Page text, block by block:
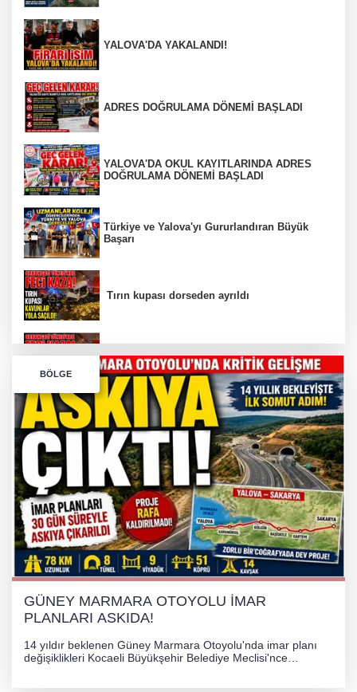
YALOVA'DA YAKALANDI!
ADRES DOĞRULAMA DÖNEMİ BAŞLADI
YALOVA'DA OKUL KAYITLARINDA ADRES
DOĞRULAMA DÖNEMİ BAŞLADI
Türkiye ve Yalova'yı Gururlandıran Büyük
Başarı
Tırın kupası dorseden ayrıldı
Bursa’da Orhangazi Tüneli’nde feci kaza:
İHRACAT REKORU VAR, PEKİ EMEĞİN
KARŞILIĞI NEREDE?
TONAMİ KÖPRÜSÜ'NDE PANİK!
GÜNEY MARMARA OTOYOLU İMAR
PLANLARI ASKIDA!
BÖLGE
GÜNEY MARMARA OTOYOLU İMAR
PLANLARI ASKIDA!
14 yıldır beklenen Güney Marmara Otoyolu'nda imar planı
değişiklikleri Kocaeli Büyükşehir Belediye Meclisi'nce